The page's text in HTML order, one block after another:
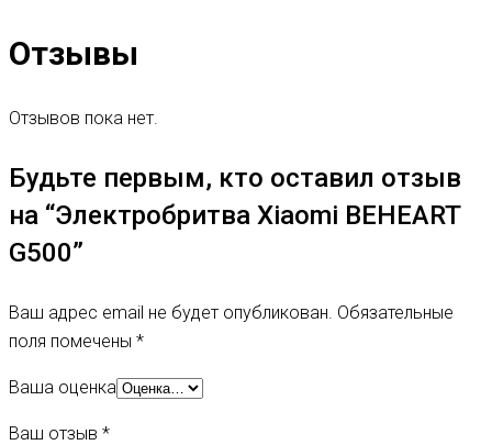
Отзывы
Отзывов пока нет.
Будьте первым, кто оставил отзыв
на “Электробритва Xiaomi BEHEART
G500”
Ваш адрес email не будет опубликован. Обязательные
поля помечены *
Ваша оценка
Ваш отзыв *